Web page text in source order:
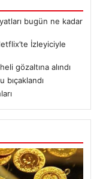
bugün ne kadar
İzleyiciyle
gözaltına alındı
bıçaklandı